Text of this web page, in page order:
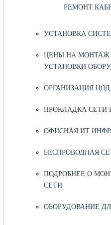
РЕМОНТ
УСТАНОВКА
ЦЕНЫ НА МОНТАЖ
УСТАНОВКИ
ОРГАНИЗАЦИЯ ЦОД
ПРОКЛАДКА СЕТИ
ОФИСНАЯ ИТ
БЕСПРОВОДНАЯ
ПОДРОБНЕЕ О
СЕТИ
ОБОРУДОВАНИЕ